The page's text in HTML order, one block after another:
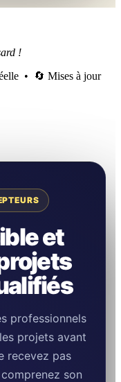
!
• 🔄 Mises à jour
et
professionnels
projets avant
recevez pas
son